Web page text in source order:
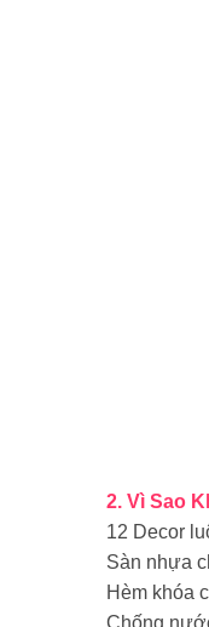
2. Vì Sao
12 Decor
Sàn nhựa
Hèm khóa
Chống